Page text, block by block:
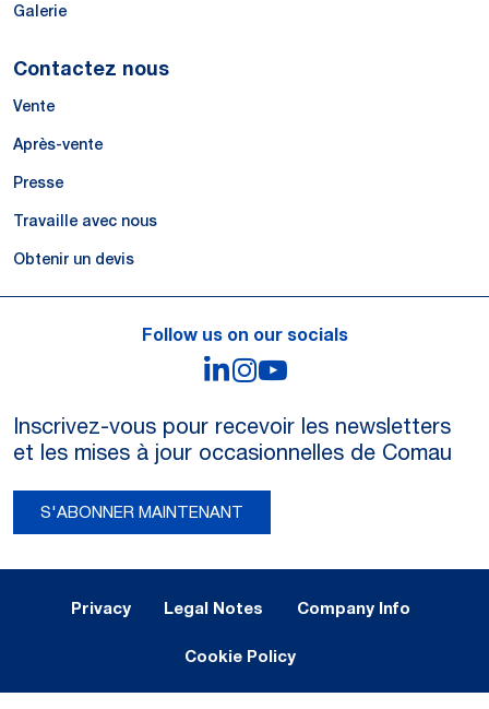
Galerie
Contactez nous
Vente
Après-vente
Presse
Travaille avec nous
Obtenir un devis
Follow us on our socials
LinkedIn
Instagram
Inscrivez-vous pour recevoir les newsletters
et les mises à jour occasionnelles de Comau
S'ABONNER MAINTENANT
Privacy Legal Notes Company Info
Cookie Policy